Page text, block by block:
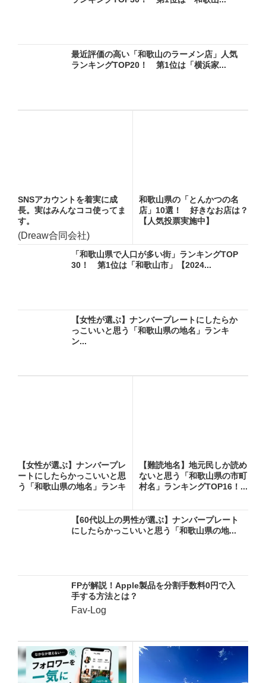
最近評価の高い「和歌山のラーメン店」人気
ランキングTOP20！ 第1位は「横浜家...
SNSアカウントを着実に成
長。実はみんなココ使ってま
す。
(Dreaw合同会社)
和歌山県の「とんかつの名
店」10選！ 好きなお店は？
【人気投票実施中】
「和歌山県で人口が多い街」ランキングTOP
30！ 第1位は「和歌山市」【2024...
【女性が選ぶ】ナンバープレートにしたらか
っこいいと思う「和歌山県の地名」ランキ
ン...
【女性が選ぶ】ナンバープレ
ートにしたらかっこいいと思
う「和歌山県の地名」ランキ
【難読地名】地元民しか読め
ないと思う「和歌山県の市町
村名」ランキングTOP16！...
【60代以上の男性が選ぶ】ナンバープレート
にしたらかっこいいと思う「和歌山県の地...
FPが解説！Apple製品を分割手数料0円で入
手する方法とは？
Fav-Log